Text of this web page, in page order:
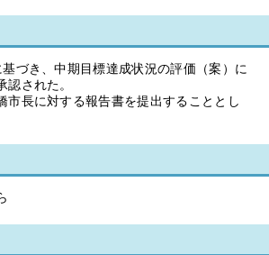
づき、中期目標達成状況の評価（案）に
された。
市長に対する報告書を提出することとし